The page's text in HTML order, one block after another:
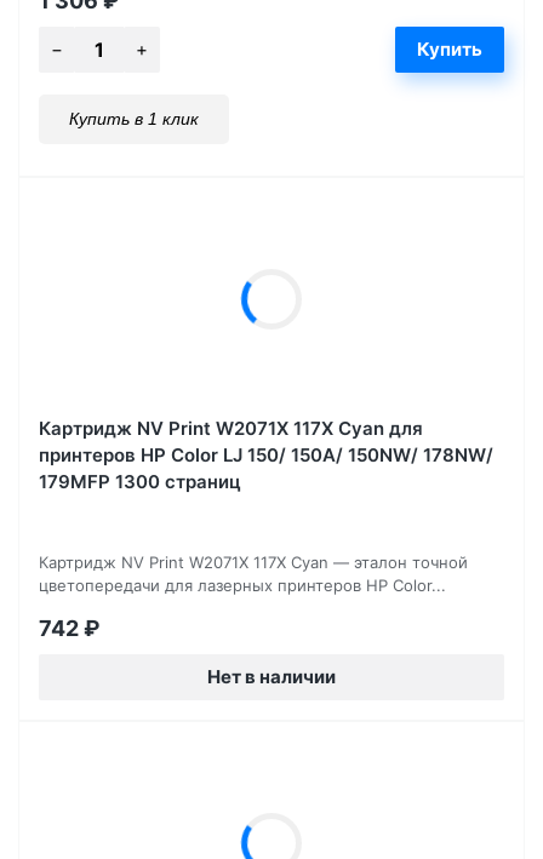
Купить в 1 клик
Картридж NV Print W2071X 117X Cyan для
принтеров HP Color LJ 150/ 150A/ 150NW/ 178NW/
179MFP 1300 страниц
Картридж NV Print W2071X 117X Cyan — эталон точной
цветопередачи для лазерных принтеров HP Color...
742₽
Нет в наличии